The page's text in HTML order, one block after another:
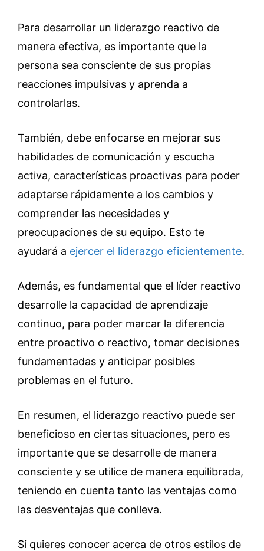
Para desarrollar un liderazgo reactivo de
manera efectiva, es importante que la
persona sea consciente de sus propias
reacciones impulsivas y aprenda a
controlarlas.
También, debe enfocarse en mejorar sus
habilidades de comunicación y escucha
activa, características proactivas para poder
adaptarse rápidamente a los cambios y
comprender las necesidades y
preocupaciones de su equipo. Esto te
ayudará a ejercer el liderazgo eficientemente.
Además, es fundamental que el líder reactivo
desarrolle la capacidad de aprendizaje
continuo, para poder marcar la diferencia
entre proactivo o reactivo, tomar decisiones
fundamentadas y anticipar posibles
problemas en el futuro.
En resumen, el liderazgo reactivo puede ser
beneficioso en ciertas situaciones, pero es
importante que se desarrolle de manera
consciente y se utilice de manera equilibrada,
teniendo en cuenta tanto las ventajas como
las desventajas que conlleva.
Si quieres conocer acerca de otros estilos de